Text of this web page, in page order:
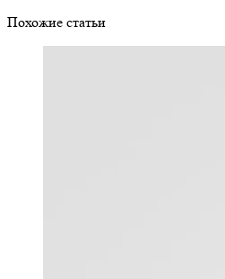
Похожие статьи